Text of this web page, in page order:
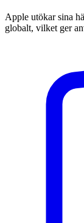
Apple utökar sina
globalt, vilket ger